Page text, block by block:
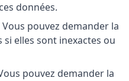
données.
Vous pouvez demander la
elles sont inexactes ou
pouvez demander la